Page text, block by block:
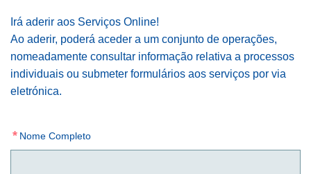
Irá aderir aos Serviços Online!
Ao aderir, poderá aceder a um conjunto de operações,
nomeadamente consultar informação relativa a processos
individuais ou submeter formulários aos serviços por via
eletrónica.
* Nome Completo